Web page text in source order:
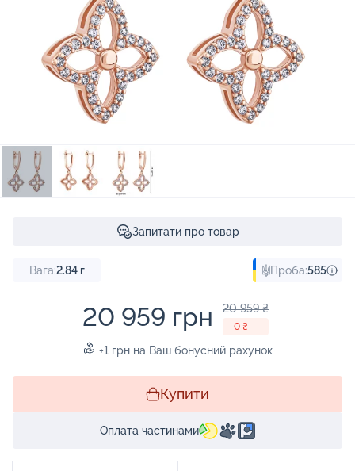
Запитати про товар
Вага:2.84г Проба:585
20 959 грн 20 959 ₴
- 0 ₴
+1 грн на Ваш бонусний рахунок
Купити
Оплата частинами